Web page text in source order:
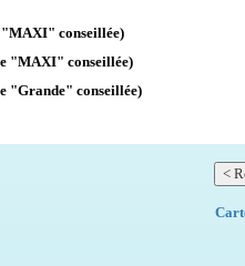
conseillée)
"MAXI" conseillée)
"Grande" conseillée)